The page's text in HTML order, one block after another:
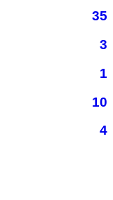
35
3
1
10
4